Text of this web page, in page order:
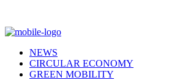
NEWS
CIRCULAR ECONOMY
GREEN MOBILITY